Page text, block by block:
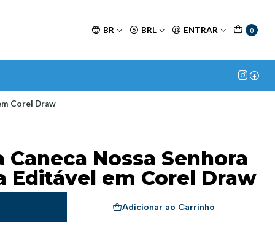
BR BRL ENTRAR 0
Corel Draw
Caneca Nossa Senhora
Editável em Corel Draw
Adicionar ao Carrinho